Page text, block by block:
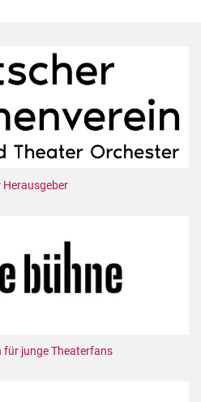
Herausgeber
für junge Theaterfans